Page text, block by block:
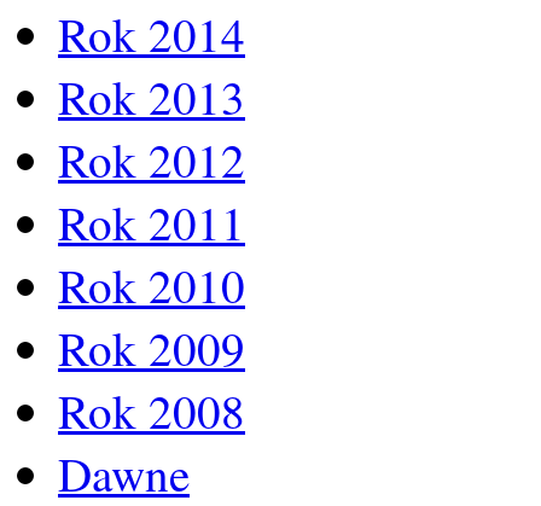
Rok 2014
Rok 2013
Rok 2012
Rok 2011
Rok 2010
Rok 2009
Rok 2008
Dawne